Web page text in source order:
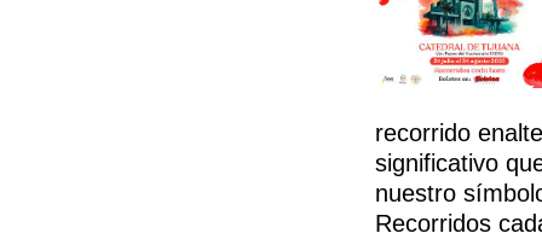
recorrido
significativo
nuestro
Recorridos